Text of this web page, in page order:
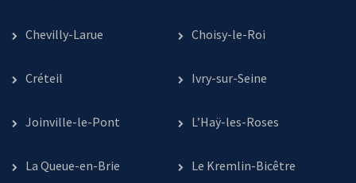
Chevilly-Larue Choisy-le-Roi
Créteil Ivry-sur-Seine
Joinville-le-Pont L’Haÿ-les-Roses
La Queue-en-Brie Le Kremlin-Bicêtre